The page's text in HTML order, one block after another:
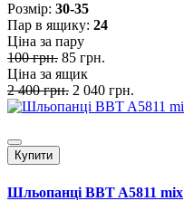
Розмiр: 30-35
Пар в ящику: 24
Ціна за пару
100 грн. 85 грн.
Ціна за ящик
2 400 грн. 2 040 грн.
Купити
Шльопанці BBT A5811 mix